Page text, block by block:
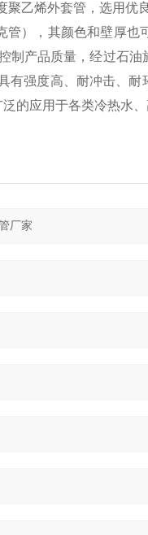
聚乙烯外套管，选用优
管），其颜色和壁
产品质量，经过石油
度高、耐冲击、耐
应用于各类冷热水、